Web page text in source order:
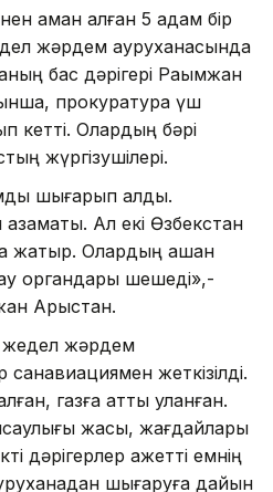
аман қалған 5 адам бір
жәрдем ауруханасында
бас дәрігері Рақымжан
прокуратура үш
кетті. Олардың бәрі
жүргізушілері.
шығарып алды.
азаматы. Ал екі Өзбекстан
жатыр. Олардың қашан
органдары шешеді»,-
Арыстан.
жедел жәрдем
санавиациямен жеткізілді.
газға қатты уланған.
жақсы, жағдайлары
дәрігерлер қажетті емнің
шығаруға дайын